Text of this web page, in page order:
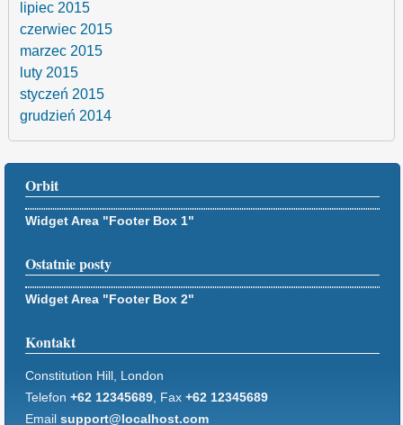
lipiec 2015
czerwiec 2015
marzec 2015
luty 2015
styczeń 2015
grudzień 2014
Orbit
Widget Area "Footer Box 1"
Ostatnie posty
Widget Area "Footer Box 2"
Kontakt
Constitution Hill, London
Telefon +62 12345689, Fax +62 12345689
Email support@localhost.com